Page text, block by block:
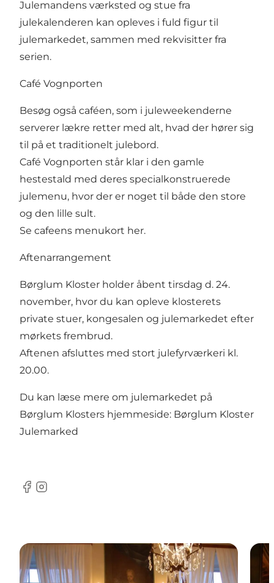
Julemandens værksted og stue fra
julekalenderen kan opleves i fuld figur til
julemarkedet, sammen med rekvisitter fra
serien.
Café Vognporten
Besøg også caféen, som i juleweekenderne
serverer lækre retter med alt, hvad der hører sig
til på et traditionelt julebord.
Café Vognporten står klar i den gamle
hestestald med deres specialkonstruerede
julemenu, hvor der er noget til både den store
og den lille sult.
Se cafeens menukort her.
Aftenarrangement
Børglum Kloster holder åbent tirsdag d. 24.
november, hvor du kan opleve klosterets
private stuer, kongesalen og julemarkedet efter
mørkets frembrud.
Aftenen afsluttes med stort julefyrværkeri kl.
20.00.
Du kan læse mere om julemarkedet på
Børglum Klosters hjemmeside: Børglum Kloster
Julemarked
Facebook
Instagram